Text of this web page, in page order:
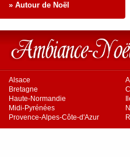
» Autour de Noël
Alsace
Bretagne
Haute-Normandie
Midi-Pyrénées
Provence-Alpes-Côte-d'Azur